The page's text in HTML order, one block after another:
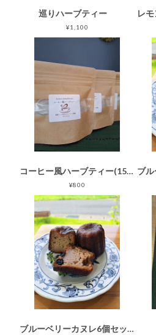
巡りハーブティー
¥1,100
コーヒー風ハーブティー(15ｇ)
¥800
ブルーベリーカヌレ6個セット